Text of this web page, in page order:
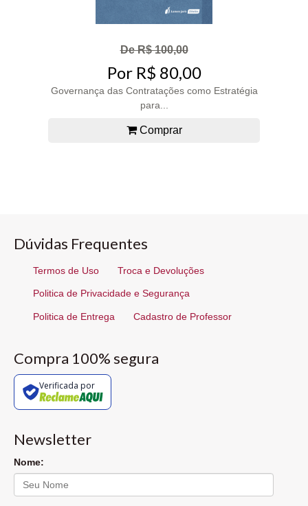
De R$ 100,00
Por R$ 80,00
Governança das Contratações como Estratégia
para...
Comprar
Dúvidas Frequentes
Termos de Uso Troca e Devoluções
Politica de Privacidade e Segurança
Politica de Entrega Cadastro de Professor
Compra 100% segura
Verificada por
Newsletter
Nome: